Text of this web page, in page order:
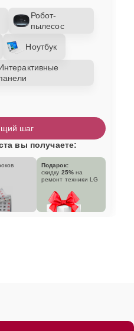
Робот-
пылесос
Ноутбук
шаг
вы получаете:
Подарок:
скидку 25% на
ремонт техники LG